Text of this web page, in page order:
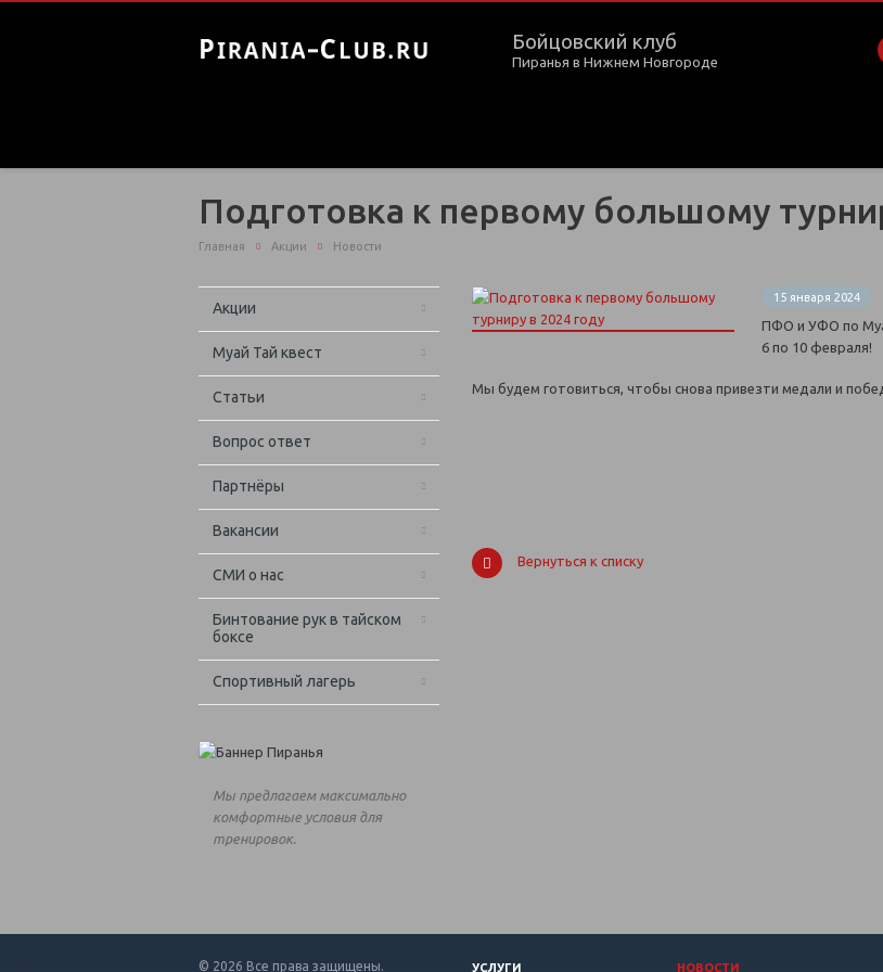
Бойцовский клуб
Пиранья в Нижнем Новгороде
Подготовка к первому большому
Главная Акции Новости
Акции
Муай Тай квест
Статьи
Вопрос ответ
Партнёры
Вакансии
СМИ о нас
Бинтование рук в тайском
боксе
Спортивный лагерь
Мы предлагаем максимально
комфортные условия для
тренировок.
15 января 2024
ПФО и УФО по
6 по 10 февраля!
Мы будем готовиться, чтобы снова привезти медали и
Вернуться к списку
© 2026 Все права защищены. УСЛУГИ НОВОСТИ